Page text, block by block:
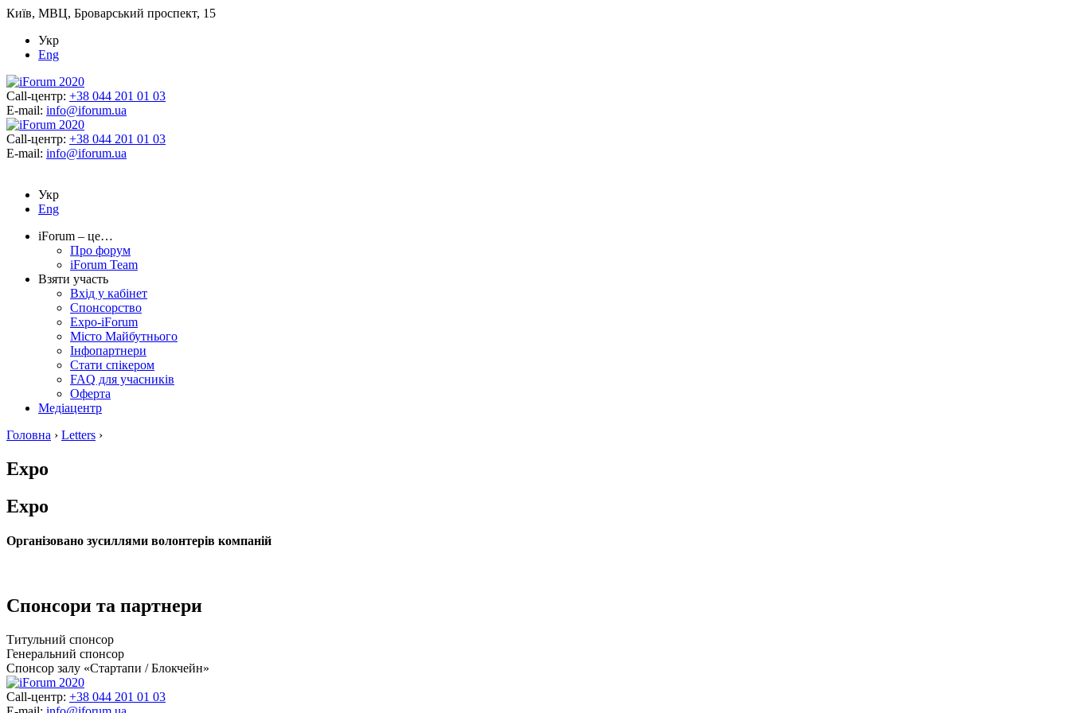
Київ, МВЦ, Броварський проспект, 15
Укр
Eng
Call-центр: +38 044 201 01 03
E-mail: info@iforum.ua
Call-центр: +38 044 201 01 03
E-mail: info@iforum.ua
Укр
Eng
iForum – це…
Про форум
iForum Team
Взяти участь
Вхід у кабінет
Спонсорство
Expo-iForum
Місто Майбутнього
Інфопартнери
Стати спікером
FAQ для учасників
Оферта
Медіацентр
Головна › Letters ›
Expo
Expo
Організовано зусиллями волонтерів компаній
Спонсори та партнери
Титульний спонсор
Генеральний спонсор
Спонсор залу «Стартапи / Блокчейн»
Call-центр: +38 044 201 01 03